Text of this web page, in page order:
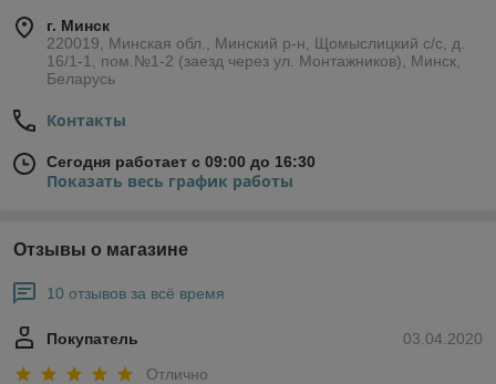
г. Минск
220019, Минская обл., Минский р-н, Щомыслицкий с/с, д.
16/1-1, пом.№1-2 (заезд через ул. Монтажников), Минск,
Беларусь
Контакты
Сегодня работает с 09:00 до 16:30
Показать весь график работы
Отзывы о магазине
10 отзывов за всё время
03.04.2020
Покупатель
Отлично